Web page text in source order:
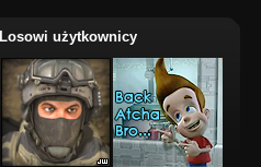
Losowi użytkownicy